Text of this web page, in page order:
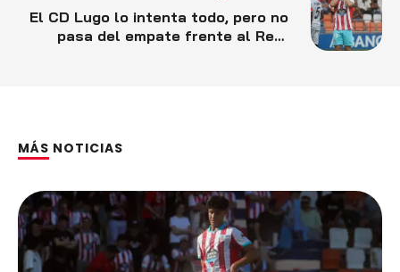
El CD Lugo lo intenta todo, pero no
pasa del empate frente al Real
MÁS NOTICIAS